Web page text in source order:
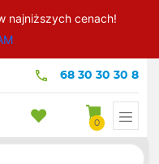
najniższych cenach!
68 30 30 30 8
0